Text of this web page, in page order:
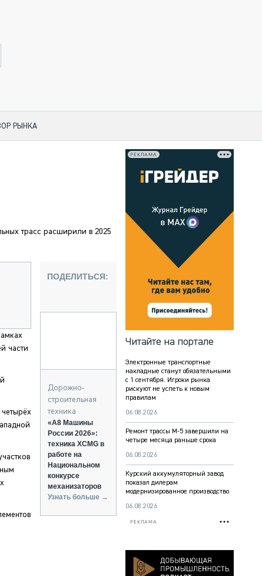
РЫНКА
ТЕХНИКА
ТРАНСПОРТ
И СКЛАД
И СЕРВИС
трасс расширили в 2025
части
ПОДЕЛИТЬСЯ:
Дорожно-
строительная
техника
«А8 Машины
России 2026»:
техника XCMG в
работе на
Национальном
конкурсе
механизаторов
Узнать больше →
РЕКЛАМА
Читайте на портале
Электронные транспортные
накладные станут обязательными
с 1 сентября. Игроки рынка
рискуют не успеть к новым
правилам
06.08.2026
Ремонт трассы М-5 завершили на
четыре месяца раньше срока
06.08.2026
Курский аккумуляторный завод
показал дилерам
модернизированное производство
06.08.2026
РЕКЛАМА